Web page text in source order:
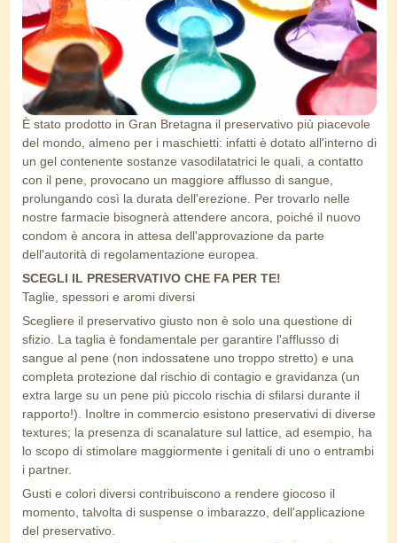
È stato prodotto in Gran Bretagna il preservativo più piacevole
del mondo, almeno per i maschietti: infatti è dotato all'interno di
un gel contenente sostanze vasodilatatrici le quali, a contatto
con il pene, provocano un maggiore afflusso di sangue,
prolungando così la durata dell'erezione. Per trovarlo nelle
nostre farmacie bisognerà attendere ancora, poiché il nuovo
condom è ancora in attesa dell'approvazione da parte
dell'autorità di regolamentazione europea.
SCEGLI IL PRESERVATIVO CHE FA PER TE!
Taglie, spessori e aromi diversi
Scegliere il preservativo giusto non è solo una questione di
sfizio. La taglia è fondamentale per garantire l'afflusso di
sangue al pene (non indossatene uno troppo stretto) e una
completa protezione dal rischio di contagio e gravidanza (un
extra large su un pene più piccolo rischia di sfilarsi durante il
rapporto!). Inoltre in commercio esistono preservativi di diverse
textures; la presenza di scanalature sul lattice, ad esempio, ha
lo scopo di stimolare maggiormente i genitali di uno o entrambi
i partner.
Gusti e colori diversi contribuiscono a rendere giocoso il
momento, talvolta di suspense o imbarazzo, dell'applicazione
del preservativo.